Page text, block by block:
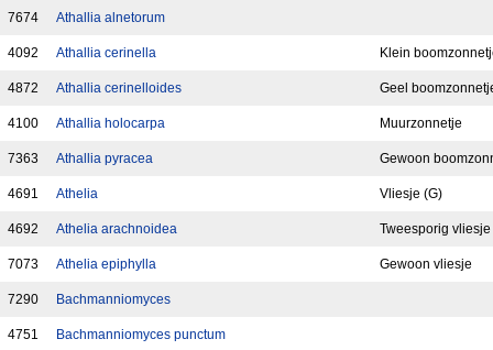
7674 Athallia alnetorum
4092 Athallia cerinella Klein
4872 Athallia cerinelloides Geel
4100 Athallia holocarpa Muurzonnetje
7363 Athallia pyracea Gewoon
4691 Athelia Vliesje (G)
4692 Athelia arachnoidea Tweesporig vliesje
7073 Athelia epiphylla Gewoon vliesje
7290 Bachmanniomyces
4751 Bachmanniomyces punctum